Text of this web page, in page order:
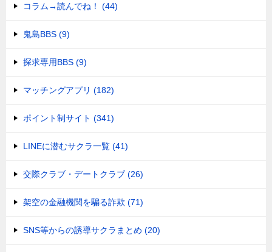
コラム→読んでね！ (44)
鬼島BBS (9)
探求専用BBS (9)
マッチングアプリ (182)
ポイント制サイト (341)
LINEに潜むサクラ一覧 (41)
交際クラブ・デートクラブ (26)
架空の金融機関を騙る詐欺 (71)
SNS等からの誘導サクラまとめ (20)